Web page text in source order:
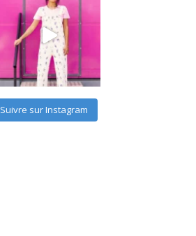
Suivre sur Instagram